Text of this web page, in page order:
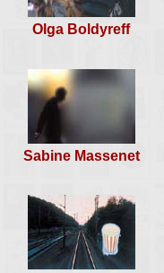
Olga Boldyreff
Sabine Massenet